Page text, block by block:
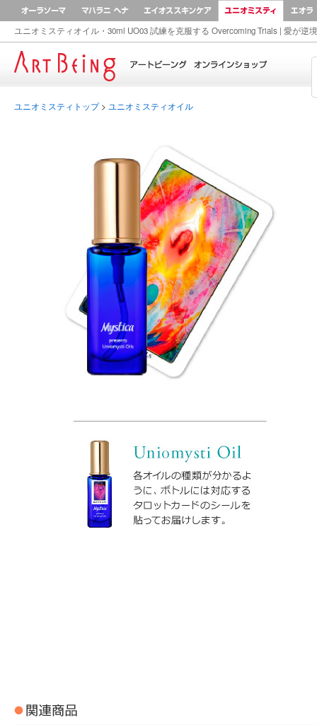
ユニオミスティオイル・30ml UO03 試練を克服する Overcoming Trials | 愛が逆
オーラソーマ マハラニ ヘナ AEOS ユニ
ユニオミスティトップ> ユニオミスティオイル